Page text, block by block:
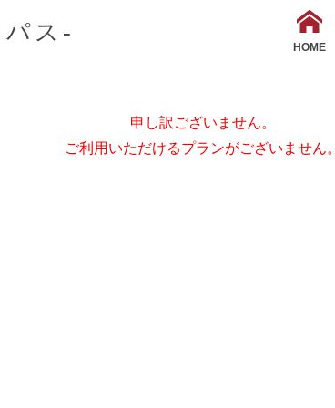
ス-
HOME
申し訳ございません。
ご利用いただけるプランがございません。